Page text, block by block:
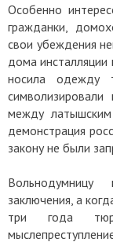
Особенно
гражданки,
свои убеждения
дома инсталляции
носила одежду
между
демонстрация
закону не были
заключения, а
три года